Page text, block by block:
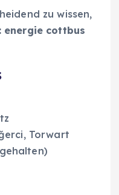
zu wissen,
energie cottbus
Torwart